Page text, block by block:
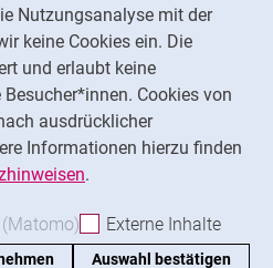
Nutzungsanalyse mit der
keine Cookies ein. Die
und erlaubt keine
Cookies von
ausdrücklicher
Informationen hierzu finden
.
Cookies akzeptieren
Analyse-Cookies
Externe Inhalte
Auswahl bestätigen